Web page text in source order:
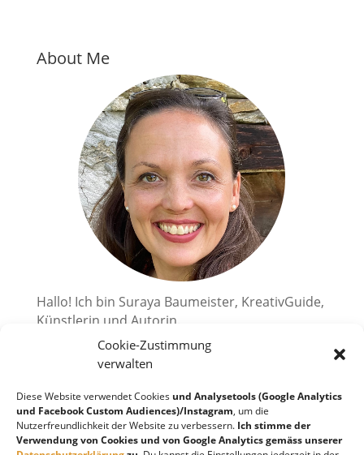
Cookie-Zustimmung
verwalten
Diese Website verwendet Cookies und Analysetools (Google Analytics
und Facebook Custom Audiences)/Instagram, um die
Nutzerfreundlichkeit der Website zu verbessern. Ich stimme der
Verwendung von Cookies und von Google Analytics gemäss unserer
About Me
Hallo! Ich bin Suraya Baumeister, KreativGuide,
Künstlerin und Autorin.
Ich zeige dir, wie du deine kreativen
Superkräfte aktivieren kannst.
2010 habe ich mir einen großen Traum erfüllt
und bin in die Schweiz, an den wunderschönen
Lago Maggiore, ausgewandert. Ich liebe es
Kreatives zu schöpfen!